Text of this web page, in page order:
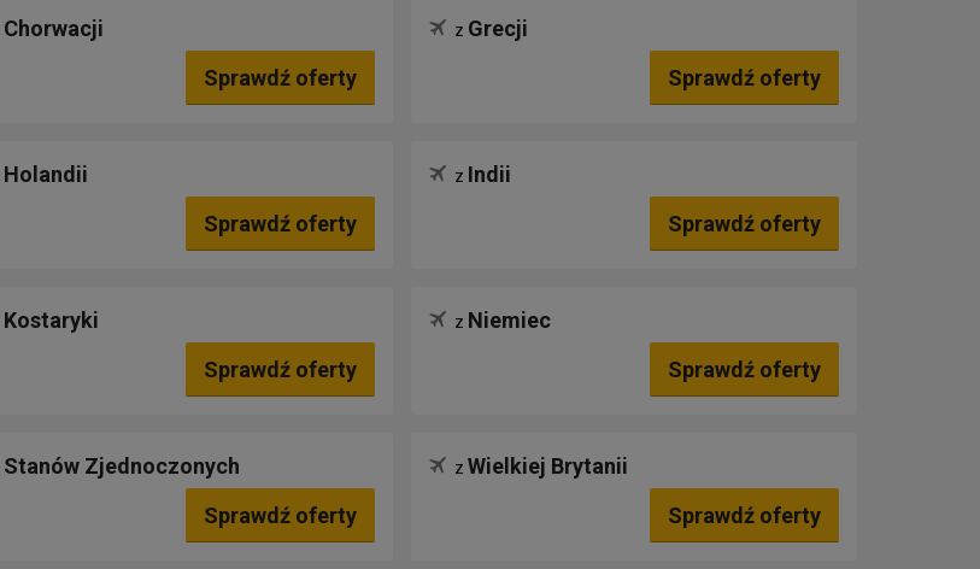
Chorwacji
Sprawdź oferty
z Grecji
Sprawdź oferty
Holandii
Sprawdź oferty
z Indii
Sprawdź oferty
Kostaryki
Sprawdź oferty
z Niemiec
Sprawdź oferty
Stanów Zjednoczonych
Sprawdź oferty
z Wielkiej Brytanii
Sprawdź oferty